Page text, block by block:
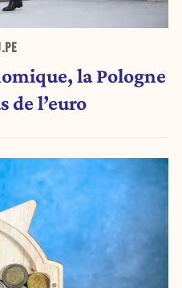
la Pologne
de l’euro